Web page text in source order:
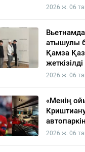
2026 ж. 06
атышулы
Қамза
жеткізілді
2026 ж. 06
«Менің
2026 ж. 06